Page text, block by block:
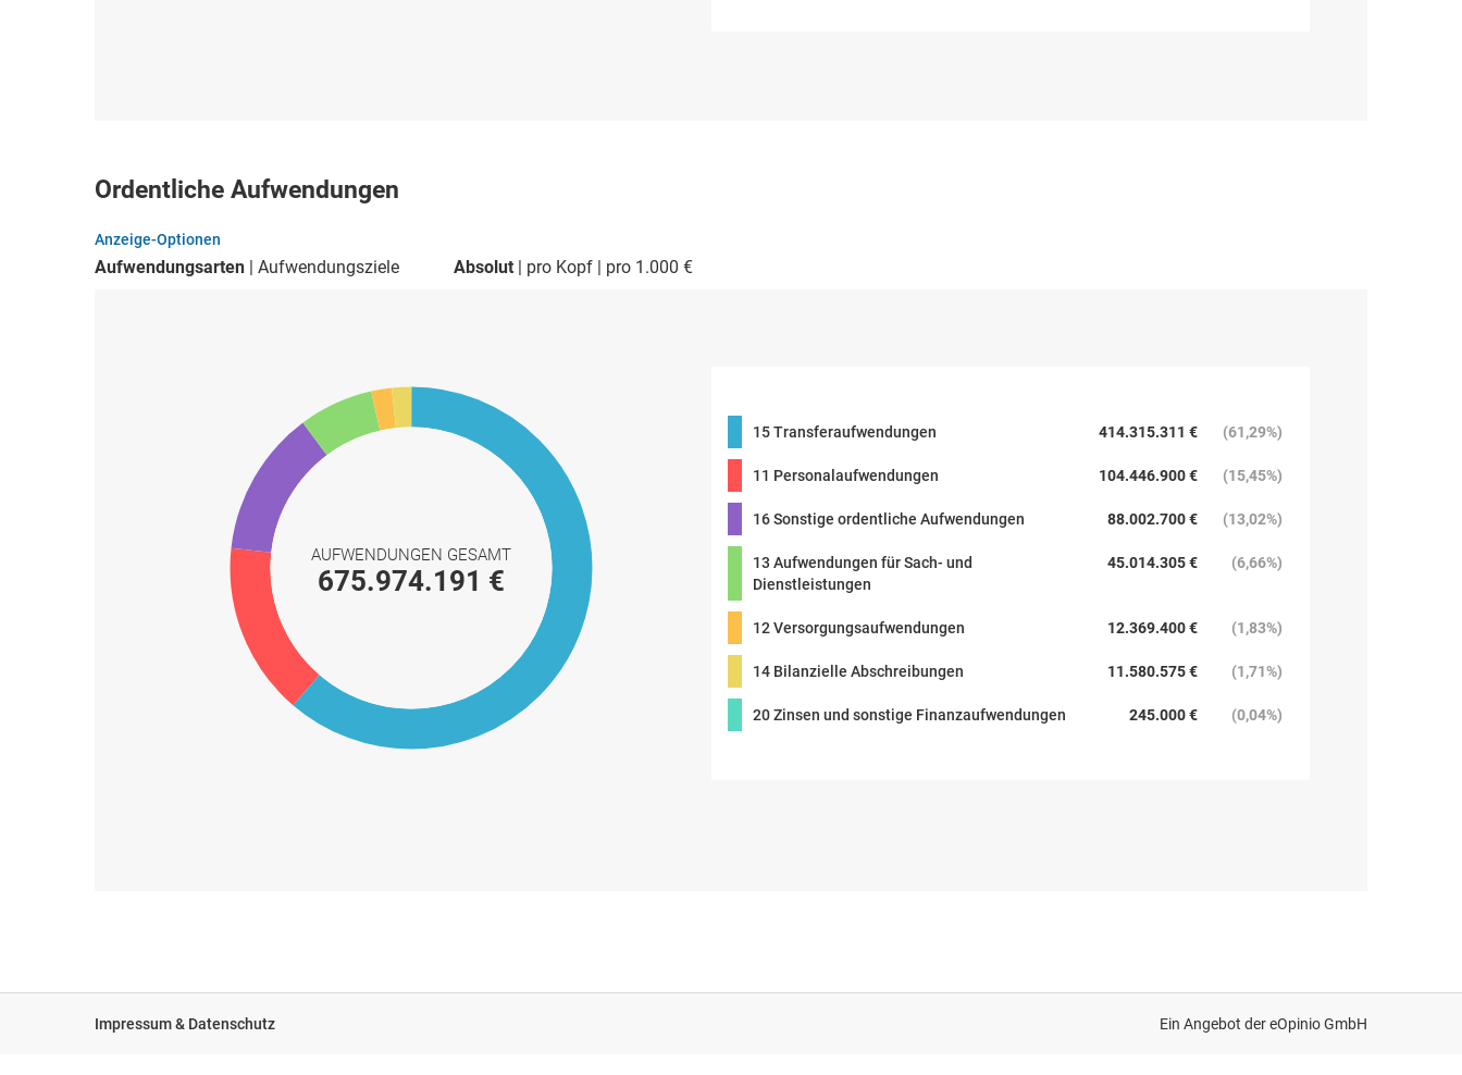
Ordentliche Aufwendungen
Anzeige-Optionen
Aufwendungsarten Aufwendungsziele Absolut pro Kopf pro 1.000 €
AUFWENDUNGEN GESAMT
675.974.191 €
15 Transferaufwendungen 414.315.311 € (61,29%)
11 Personalaufwendungen 104.446.900 € (15,45%)
16 Sonstige ordentliche Aufwendungen 88.002.700 € (13,02%)
13 Aufwendungen für Sach- und
Dienstleistungen
45.014.305 € (6,66%)
12 Versorgungsaufwendungen 12.369.400 € (1,83%)
14 Bilanzielle Abschreibungen 11.580.575 € (1,71%)
20 Zinsen und sonstige Finanzaufwendungen 245.000 € (0,04%)
Impressum & Datenschutz Ein Angebot dereOpinio GmbH